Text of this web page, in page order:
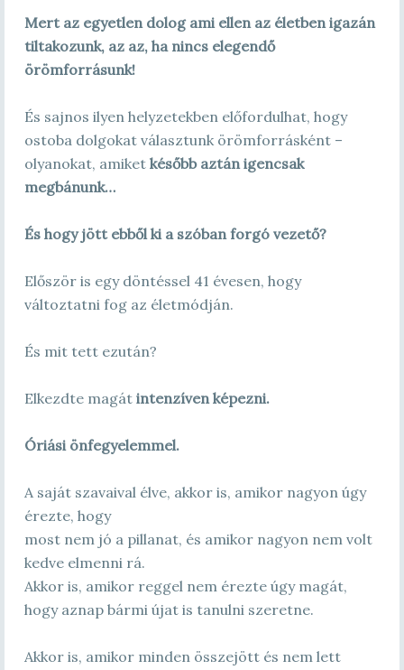
Mert az egyetlen dolog ami ellen az életben igazán
tiltakozunk, az az, ha nincs elegendő
örömforrásunk!
És sajnos ilyen helyzetekben előfordulhat, hogy
ostoba dolgokat választunk örömforrásként –
olyanokat, amiket később aztán igencsak
megbánunk…
És hogy jött ebből ki a szóban forgó vezető?
Először is egy döntéssel 41 évesen, hogy
változtatni fog az életmódján.
És mit tett ezután?
Elkezdte magát intenzíven képezni.
Óriási önfegyelemmel.
A saját szavaival élve, akkor is, amikor nagyon úgy
érezte, hogy
most nem jó a pillanat, és amikor nagyon nem volt
kedve elmenni rá.
Akkor is, amikor reggel nem érezte úgy magát,
hogy aznap bármi újat is tanulni szeretne.
Akkor is, amikor minden összejött és nem lett